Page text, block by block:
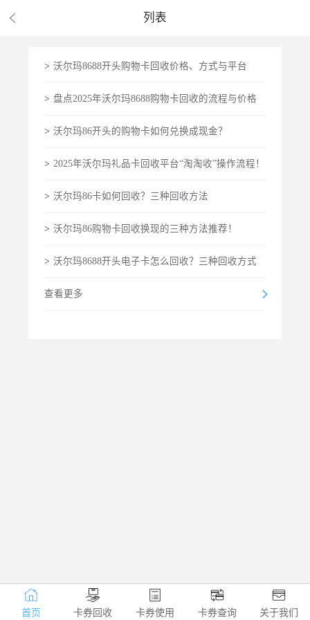
列表
> 沃尔玛8688开头购物卡回收价格、方式与平台
> 盘点2025年沃尔玛8688购物卡回收的流程与价格
> 沃尔玛86开头的购物卡如何兑换成现金？
> 2025年沃尔玛礼品卡回收平台“淘淘收”操作流程！
> 沃尔玛86卡如何回收？三种回收方法
> 沃尔玛86购物卡回收换现的三种方法推荐！
> 沃尔玛8688开头电子卡怎么回收？三种回收方式
查看更多
首页 卡券回收 卡券使用 卡券查询 关于我们